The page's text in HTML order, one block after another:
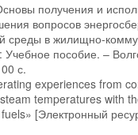
получения и
вопросов
среды в жилищно-
Учебное пособие. –
с.
experiences from
temperatures with
[Электронный